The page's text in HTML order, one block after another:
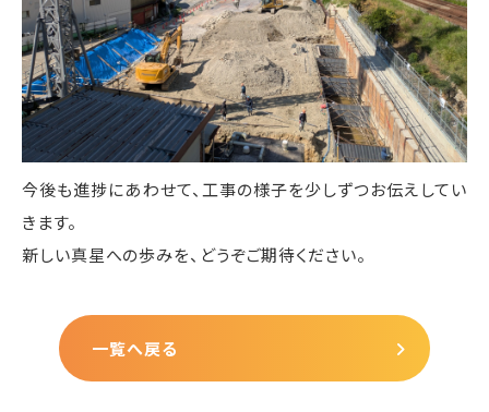
今後も進捗にあわせて、工事の様子を少しずつお伝えしてい
きます。
新しい真星への歩みを、どうぞご期待ください。
一覧へ戻る